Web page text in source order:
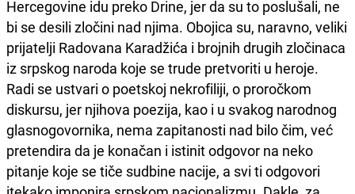
Hercegovine idu preko Drine, jer da su to poslušali, ne
bi se desili zločini nad njima. Obojica su, naravno, veliki
prijatelji Radovana Karadžića i brojnih drugih zločinaca
iz srpskog naroda koje se trude pretvoriti u heroje.
Radi se ustvari o poetskoj nekrofiliji, o proročkom
diskursu, jer njihova poezija, kao i u svakog narodnog
glasnogovornika, nema zapitanosti nad bilo čim, već
pretendira da je konačan i istinit odgovor na neko
pitanje koje se tiče sudbine nacije, a svi ti odgovori